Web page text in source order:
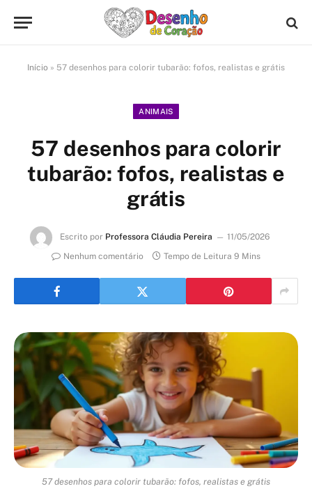
Início » 57 desenhos para colorir tubarão: fofos, realistas e grátis
ANIMAIS
57 desenhos para colorir
tubarão: fofos, realistas e
grátis
Escrito por Professora Cláudia Pereira
11/05/2026
Nenhum comentário
Tempo de Leitura 9 Mins
57 desenhos para colorir tubarão: fofos, realistas e grátis